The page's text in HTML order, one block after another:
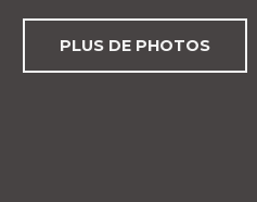
PLUS DE PHOTOS